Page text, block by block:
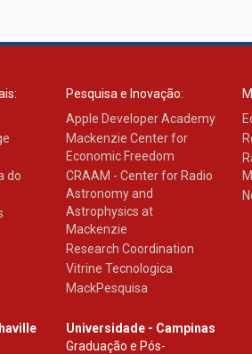
do
Pesquisa e Inovação:
Apple Developer Academy
Mackenzie Center for
Economic Freedom
CRAAM - Center for Radio
Astronomy and
Astrophysics at
Mackenzie
Research Coordination
Vitrine Tecnologica
MackPesquisa
Universidade - Campinas
Graduação e Pós-